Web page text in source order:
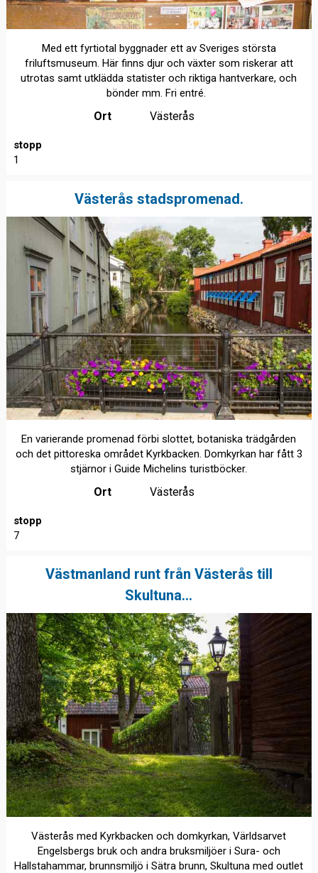
Med ett fyrtiotal byggnader ett av Sveriges största
friluftsmuseum. Här finns djur och växter som riskerar att
utrotas samt utklädda statister och riktiga hantverkare, och
bönder mm. Fri entré.
Ort Västerås
stopp
1
Västerås stadspromenad.
En varierande promenad förbi slottet, botaniska trädgården
och det pittoreska området Kyrkbacken. Domkyrkan har fått 3
stjärnor i Guide Michelins turistböcker.
Ort Västerås
stopp
7
Västmanland runt från Västerås till
Skultuna...
Västerås med Kyrkbacken och domkyrkan, Världsarvet
Engelsbergs bruk och andra bruksmiljöer i Sura- och
Hallstahammar, brunnsmiljö i Sätra brunn, Skultuna med outlet